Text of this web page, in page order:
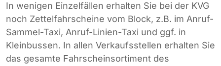
In wenigen Einzelfällen erhalten Sie bei der KVG
noch Zettelfahrscheine vom Block, z.B. im Anruf-
Sammel-Taxi, Anruf-Linien-Taxi und ggf. in
Kleinbussen. In allen Verkaufsstellen erhalten Sie
das gesamte Fahrscheinsortiment des